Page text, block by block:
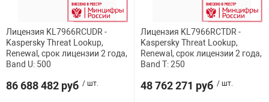
Лицензия KL7966RCUDR -
Kaspersky Threat Lookup,
Renewal, срок лицензии 2 года,
Band U: 500
86 688 482 руб / шт.
Лицензия KL7966RCTDR -
Kaspersky Threat Lookup,
Renewal, срок лицензии 2 года,
Band T: 250
48 762 271 руб / шт.